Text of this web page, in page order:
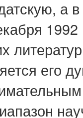
а
1992
его